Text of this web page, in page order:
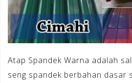
Atap Spandek Warna adalah
seng spandek berbahan dasar